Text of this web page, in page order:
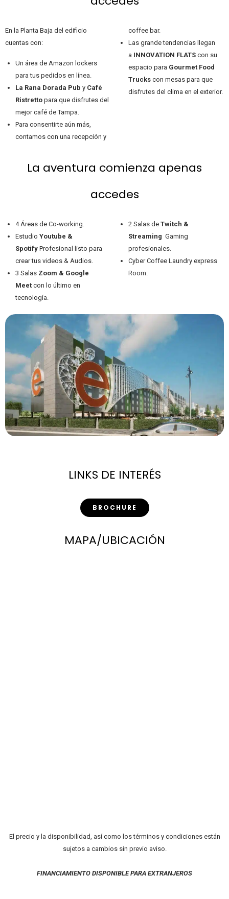
En la Planta Baja del edificio
cuentas con:
Un área de Amazon lockers
para tus pedidos en línea.
La Rana Dorada Pub y Café
Ristretto para que disfrutes del
mejor café de Tampa.
Para consentirte aún más,
contamos con una recepción y
coffee bar.
Las grande tendencias llegan
a INNOVATION FLATScon su
espacio para Gourmet Food
Truckscon mesas para que
disfrutes del clima en el exterior.
La aventura comienza apenas
accedes
4 Áreas de Co-working.
Estudio Youtube &
Spotify Profesional listo para
crear tus videos & Audios.
3 Salas Zoom & Google
Meet con lo último en
tecnología.
2 Salas de Twitch &
Streaming Gaming
profesionales.
Cyber Coffee Laundry express
Room.
LINKS DE INTERÉS
BROCHURE
MAPA/UBICACIÓN
El precio y la disponibilidad, así como los términos y condiciones están
sujetos a cambios sin previo aviso.
FINANCIAMIENTO DISPONIBLE PARA EXTRANJEROS